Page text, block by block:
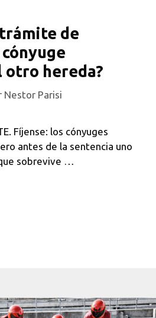
de
hereda?
Nestor Parisi
Fíjense: los cónyuges
antes de la sentencia uno
sobrevive …